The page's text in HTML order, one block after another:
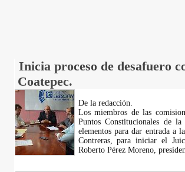
Inicia proceso de desafuero
Coatepec.
De la redacción.
Los miembros de las
Puntos Constitucionales de
elementos para dar entrada a
Contreras, para iniciar el
Roberto Pérez Moreno,